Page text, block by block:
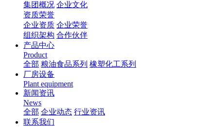
集团概况 企业文化
资质荣誉
企业资质 企业荣誉
组织架构 合作伙伴
产品中心
Product
全部 粮油食品系列 橡塑化工系列
厂房设备
Plant equipment
新闻资讯
News
全部 企业动态 行业资讯
联系我们